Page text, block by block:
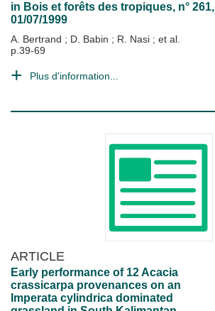
in Bois et forêts des tropiques, n° 261,
01/07/1999
A. Bertrand ; D. Babin ; R. Nasi ; et al.
p.39-69
Plus d'information...
ARTICLE
Early performance of 12 Acacia
crassicarpa provenances on an
Imperata cylindrica dominated